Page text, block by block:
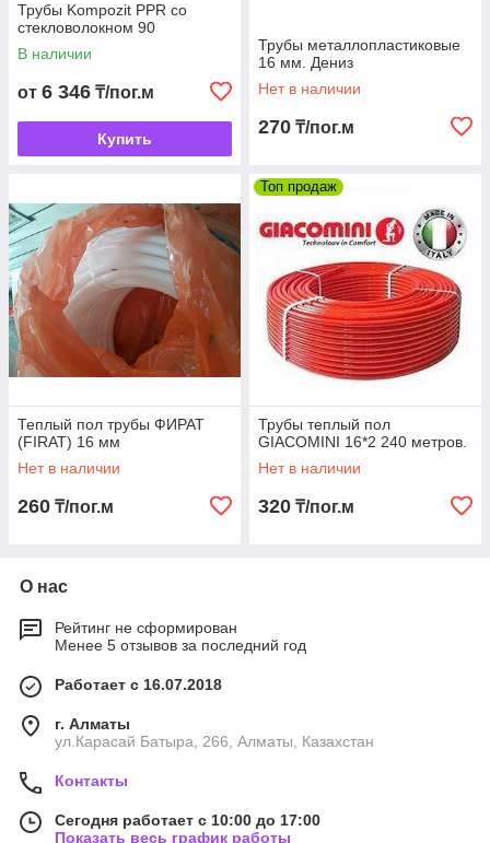
Трубы Kompozit PPR со
стекловолокном 90
В наличии
от 6 346 ₸/пог.м
Купить
Трубы металлопластиковые
16 мм. Дениз
Нет в наличии
270 ₸/пог.м
Теплый пол трубы ФИРАТ
(FIRAT) 16 мм
Нет в наличии
260 ₸/пог.м
Топ продаж
Трубы теплый пол
GIACOMINI 16*2 240 метров.
Нет в наличии
320 ₸/пог.м
О нас
Рейтинг не сформирован
Менее 5 отзывов за последний год
Работает с 16.07.2018
г. Алматы
ул.Карасай Батыра, 266, Алматы, Казахстан
Контакты
Сегодня работает с 10:00 до 17:00
Показать весь график работы